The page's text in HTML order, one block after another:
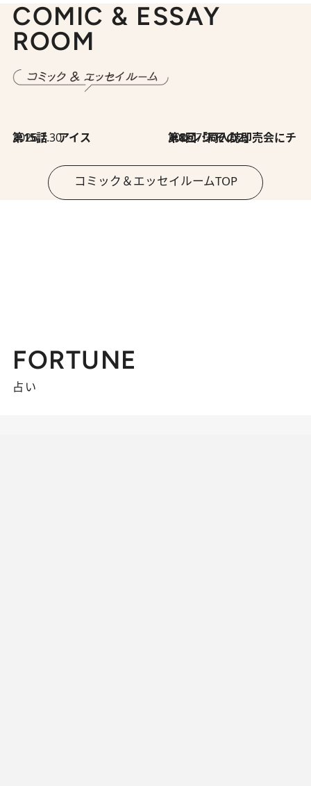
COMIC & ESSAY
ROOM
2026.7.30
第15話 アイス 2026.7.30
第8回「同人誌即売会にチャレンジ その2」
コミック＆エッセイルームTOP
FORTUNE
占い